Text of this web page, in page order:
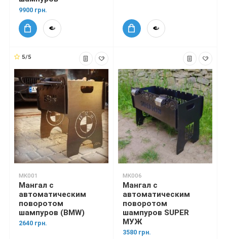
9900 грн.
5/5
MK001
Мангал с
автоматическим
поворотом
шампуров (BMW)
2640 грн.
MK006
Мангал с
автоматическим
поворотом
шампуров SUPER
МУЖ
3580 грн.